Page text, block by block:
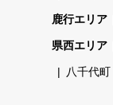
鹿行エリア
県西エリア
八千代町